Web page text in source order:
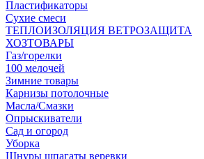
Пластификаторы
Сухие смеси
ТЕПЛОИЗОЛЯЦИЯ ВЕТРОЗАЩИТА
ХОЗТОВАРЫ
Газ/горелки
100 мелочей
Зимние товары
Карнизы потолочные
Масла/Смазки
Опрыскиватели
Сад и огород
Уборка
Шнуры шпагаты веревки